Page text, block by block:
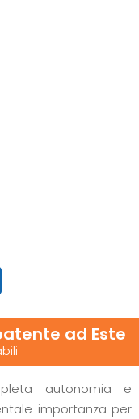
ad Este
autonomia e
importanza per